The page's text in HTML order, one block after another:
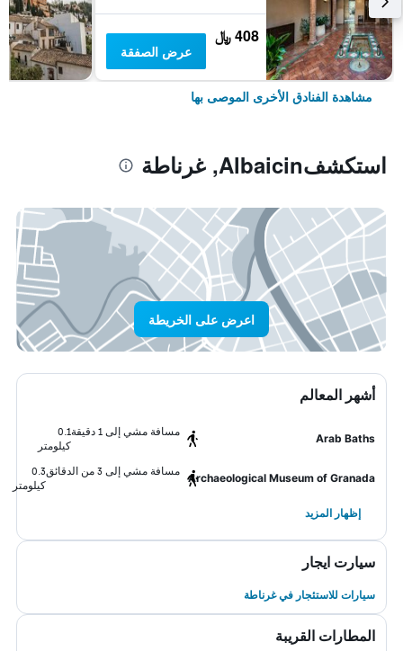
408 ﷼
عرض الصفقة
مشاهدة الفنادق الأخرى الموصى بها
استكشفAlbaicin, غرناطة
اعرض على الخريطة
أشهر المعالم
Arab Baths
مسافة مشي إلى 1 دقيقة
0.1
كيلومتر
Archaeological Museum of Granada
مسافة مشي إلى 3 من الدقائق
0.3
كيلومتر
إظهار المزيد
سيارت ايجار
سيارات للاستئجار في غرناطة
المطارات القريبة